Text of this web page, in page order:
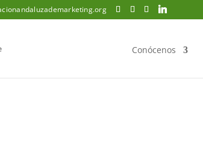
Conócenos